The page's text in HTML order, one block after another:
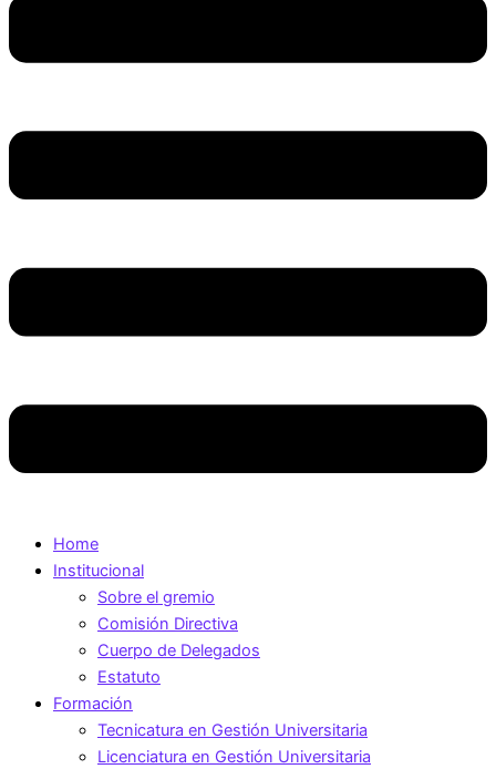
Home
Institucional
Sobre el gremio
Comisión Directiva
Cuerpo de Delegados
Estatuto
Formación
Tecnicatura en Gestión Universitaria
Licenciatura en Gestión Universitaria